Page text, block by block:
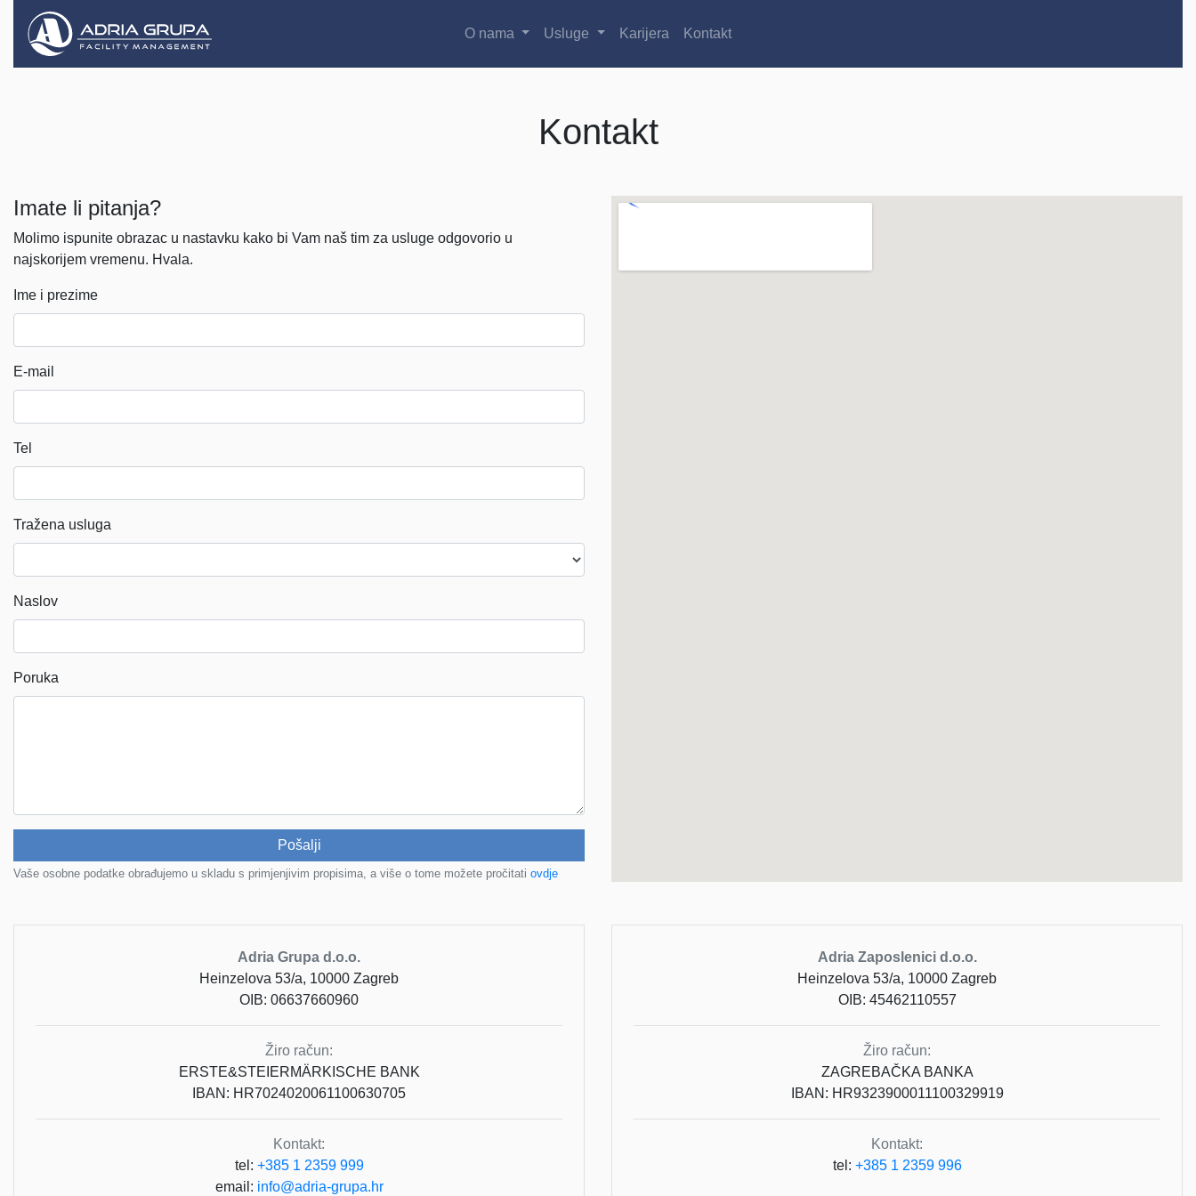
O nama Usluge Karijera Kontakt
Kontakt
Imate li pitanja?
Molimo ispunite obrazac u nastavku kako bi Vam naš tim za usluge odgovorio u
najskorijem vremenu. Hvala.
Ime i prezime
E-mail
Tel
Tražena usluga
Naslov
Poruka
Pošalji
Vaše osobne podatke obrađujemo u skladu s primjenjivim propisima, a više o tome možete pročitati ovdje
Adria Grupa d.o.o.
Heinzelova 53/a, 10000 Zagreb
OIB: 06637660960
Žiro račun:
ERSTE&STEIERMÄRKISCHE BANK
IBAN: HR7024020061100630705
Kontakt:
tel: +385 1 2359 999
email: info@adria-grupa.hr
Adria Zaposlenici d.o.o.
Heinzelova 53/a, 10000 Zagreb
OIB: 45462110557
Žiro račun:
ZAGREBAČKA BANKA
IBAN: HR9323900011100329919
Kontakt:
tel: +385 1 2359 996